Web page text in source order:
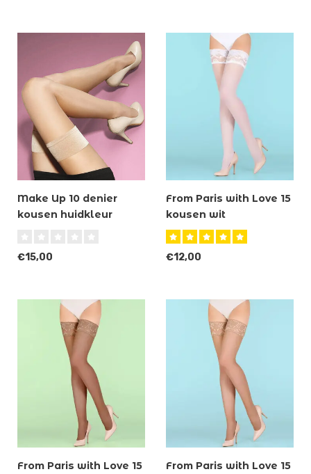
Make Up 10 denier
kousen huidkleur
€15,00
From Paris with Love 15
kousen wit
€12,00
From Paris with Love 15
From Paris with Love 15